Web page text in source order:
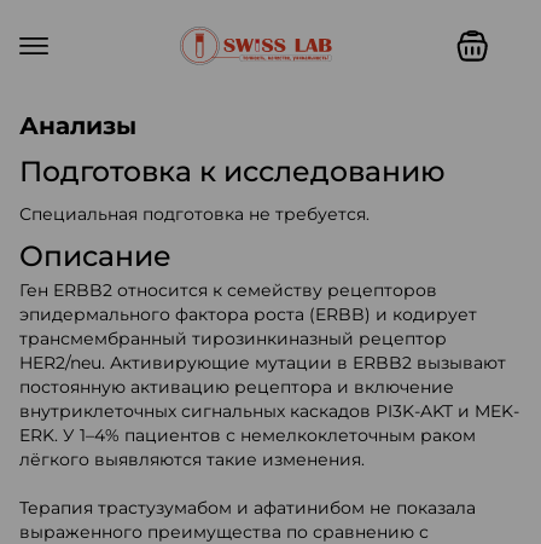
Анализы
Подготовка к исследованию
Специальная подготовка не требуется.
Описание
Ген ERBB2 относится к семейству рецепторов
эпидермального фактора роста (ERBB) и кодирует
трансмембранный тирозинкиназный рецептор
HER2/neu. Активирующие мутации в ERBB2 вызывают
постоянную активацию рецептора и включение
внутриклеточных сигнальных каскадов PI3K-AKT и MEK-
ERK. У 1–4% пациентов с немелкоклеточным раком
лёгкого выявляются такие изменения.
Терапия трастузумабом и афатинибом не показала
выраженного преимущества по сравнению с